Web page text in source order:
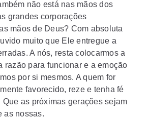
não está nas mãos dos
grandes corporações
mãos de Deus? Com absoluta
muito que Ele entregue a
A nós, resta colocarmos a
razão para funcionar e a emoção
por si mesmos. A quem for
favorecido, reze e tenha fé
Que as próximas gerações sejam
as nossas.